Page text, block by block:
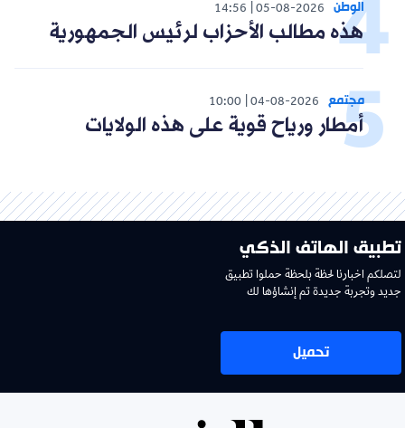
الوطن 05-08-2026
14:56
هذه مطالب الأحزاب لرئيس الجمهورية
مجتمع 04-08-2026
10:00
أمطار ورياح قوية على هذه الولايات
تطبيق الهاتف الذكي
لتصلكم اخبارنا لحظة بلحظة حملوا تطبيق
جديد وتجربة جديدة تم إنشاؤها لك
تحميل